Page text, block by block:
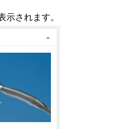
示されます。